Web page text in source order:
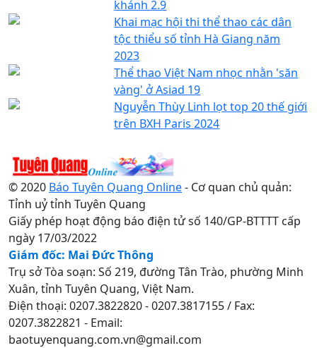
khánh 2.9
Khai mạc hội thi thể thao các dân
tộc thiểu số tỉnh Hà Giang năm
2023
Thể thao Việt Nam nhọc nhằn 'săn
vàng' ở Asiad 19
Nguyễn Thùy Linh lọt top 20 thế giới
trên BXH Paris 2024
© 2020 Báo Tuyên Quang Online- Cơ quan chủ quản:
Tỉnh uỷ tỉnh Tuyên Quang
Giấy phép hoạt động báo điện tử số 140/GP-BTTTT cấp
ngày 17/03/2022
Giám đốc: Mai Đức Thông
Trụ sở Tòa soạn: Số 219, đường Tân Trào, phường Minh
Xuân, tỉnh Tuyên Quang, Việt Nam.
Điện thoại: 0207.3822820 - 0207.3817155 / Fax:
0207.3822821 - Email:
baotuyenquang.com.vn@gmail.com